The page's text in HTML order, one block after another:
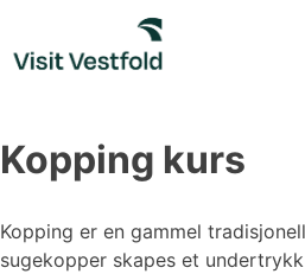
content
Kopping kurs
Kopping er en gammel
sugekopper skapes et